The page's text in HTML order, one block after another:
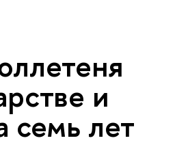
и
семь лет